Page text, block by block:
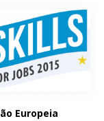
Europeia